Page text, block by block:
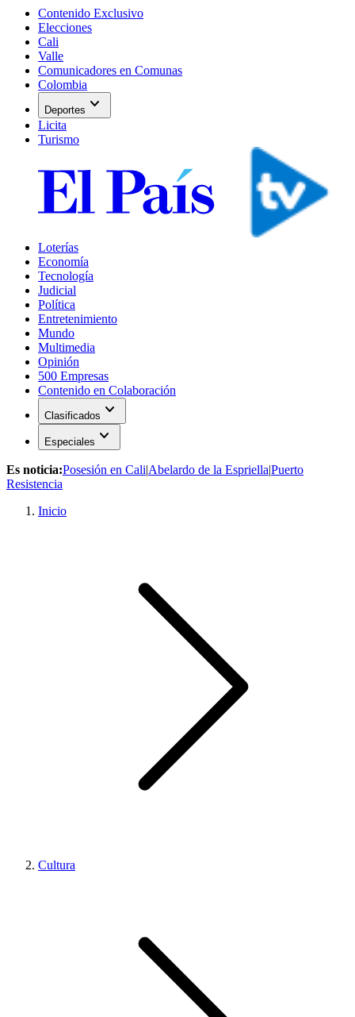
Contenido Exclusivo
Elecciones
Cali
Valle
Comunicadores en Comunas
Colombia
Deportes expand_more
Licita
Turismo
Loterías
Economía
Tecnología
Judicial
Política
Entretenimiento
Mundo
Multimedia
Opinión
500 Empresas
Contenido en Colaboración
Clasificados expand_more
Especiales expand_more
Es noticia:Posesión en Cali|Abelardo de la Espriella|Puerto
Resistencia
Inicio
Cultura